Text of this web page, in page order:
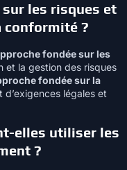
les risques et
conformité ?
fondée sur les
et la gestion des risques
fondée sur la
légales et
elles utiliser les
?